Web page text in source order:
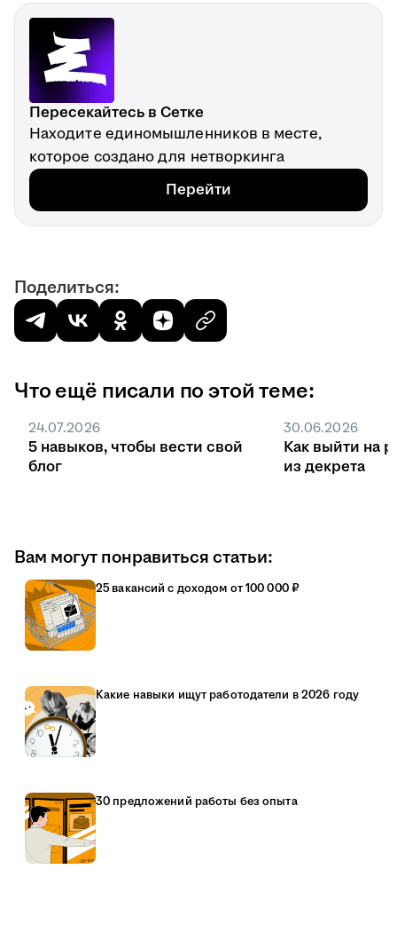
Пересекайтесь в Сетке
Находите единомышленников в месте,
которое создано для нетворкинга
Перейти
Поделиться:
Что ещё писали по этой теме:
24.07.2026
5 навыков, чтобы вести свой
блог
30.06.2026
Как выйти на
из декрета
Вам могут понравиться статьи:
25 вакансий с доходом от 100 000 ₽
Какие навыки ищут работодатели в 2026 году
30 предложений работы без опыта